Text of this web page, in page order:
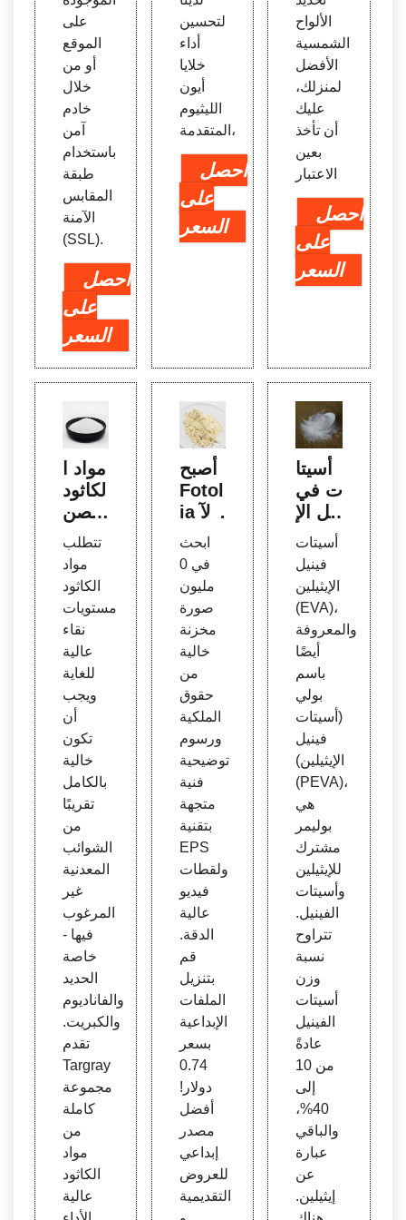
على
الموقع
أو من
خلال
خادم
آمن
باستخدام
طبقة
المقابس
الآمنة
(SSL).
احصل
على
السعر
لتحسين
أداء
خلايا
أيون
الليثيوم
المتقدمة،
احصل
على
السعر
الألواح
الشمسية
الأفضل
لمنزلك،
عليك
أن تأخذ
بعين
الاعتبار
احصل
على
السعر
مواد ا
لكاثود
لمصن
عي ب
طاريا
ت الل
يثيوم
أيون |
Targr
ay
تتطلب
مواد
الكاثود
مستويات
نقاء
عالية
للغاية
ويجب
أن
تكون
خالية
بالكامل
تقريبًا
من
الشوائب
المعدنية
غير
المرغوب
فيها -
خاصة
الحديد
والفاناديوم
والكبريت.
تقدم
Targray
مجموعة
كاملة
من
مواد
الكاثود
عالية
أصبح
Fotol
ia الآ
obe
Stoc
k
ابحث
في 0
مليون
صورة
مخزنة
خالية
من
حقوق
الملكية
ورسوم
توضيحية
فنية
متجهة
بتقنية
EPS
ولقطات
فيديو
عالية
الدقة.
قم
بتنزيل
الملفات
الإبداعية
بسعر
0.74
دولار!
أفضل
مصدر
إبداعي
للعروض
التقديمية
أسيتا
ت في
نيل الإ
يثيلين
أسيتات
فينيل
الإيثيلين
(EVA)،
والمعروفة
أيضًا
باسم
بولي
(أسيتات
فينيل
الإيثيلين)
(PEVA)،
هي
بوليمر
مشترك
للإيثيلين
وأسيتات
الفينيل.
تتراوح
نسبة
وزن
أسيتات
الفينيل
عادةً
من 10
إلى
40%،
والباقي
عبارة
عن
إيثيلين.